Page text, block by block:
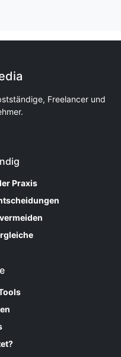
Freelancer und
Praxis